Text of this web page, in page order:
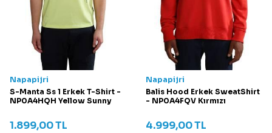
Napapijri
S-Manta Ss 1 Erkek T-Shirt -
NP0A4HQH Yellow Sunny
1.899,00TL
Napapijri
Balis Hood Erkek SweatShirt
- NP0A4FQV Kırmızı
4.999,00TL